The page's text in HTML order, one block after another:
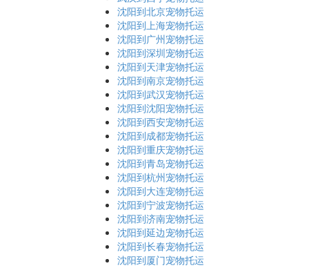
沈阳到北京宠物托运
沈阳到上海宠物托运
沈阳到广州宠物托运
沈阳到深圳宠物托运
沈阳到天津宠物托运
沈阳到南京宠物托运
沈阳到武汉宠物托运
沈阳到沈阳宠物托运
沈阳到西安宠物托运
沈阳到成都宠物托运
沈阳到重庆宠物托运
沈阳到青岛宠物托运
沈阳到杭州宠物托运
沈阳到大连宠物托运
沈阳到宁波宠物托运
沈阳到济南宠物托运
沈阳到延边宠物托运
沈阳到长春宠物托运
沈阳到厦门宠物托运